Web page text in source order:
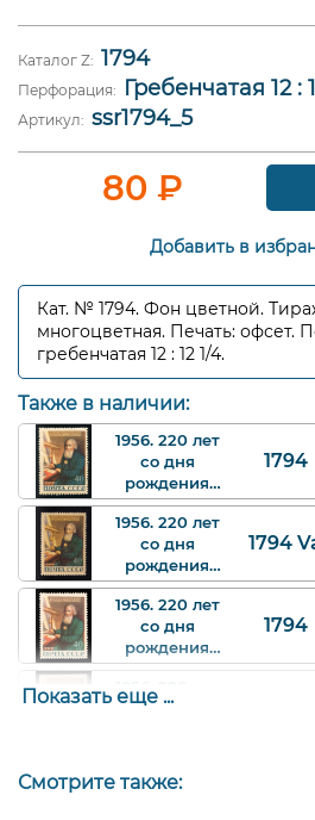
Каталог Z: 1794
Перфорация: Гребенчатая 12 :
Артикул: ssr1794_5
80₽
Добавить в
Кат. № 1794. Фон цветной.
многоцветная. Печать: офсет.
гребенчатая 12 : 12 1/4.
Также в наличии:
1956. 220 лет
со дня
рождения
И.П.
Кулибина.
40 к. Арт.
ssr1794_1.
1794
1956. 220 лет
со дня
рождения
И.П.
Кулибина.
40 к. Арт.
ssr1794Va_1.
1794
1956. 220 лет
со дня
рождения
И.П.
Кулибина.
ssr1794_4.
1794
со дня
40 к. Арт.
со дня
Показать еще ...
Смотрите также: